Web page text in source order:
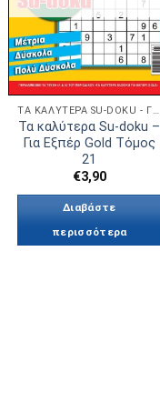
ΤΑ ΚΑΛΎΤΕΡΑ SU-DOKU - ΓΙΑ ΕΞΠΈΡ GOLD
Τα καλύτερα Su-doku –
Για Εξπέρ Gold Τόμος
21
€3,90
Διαβάστε
περισσότερα